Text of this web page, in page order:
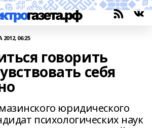
06:25
говорить
себя
юридического
психологических наук